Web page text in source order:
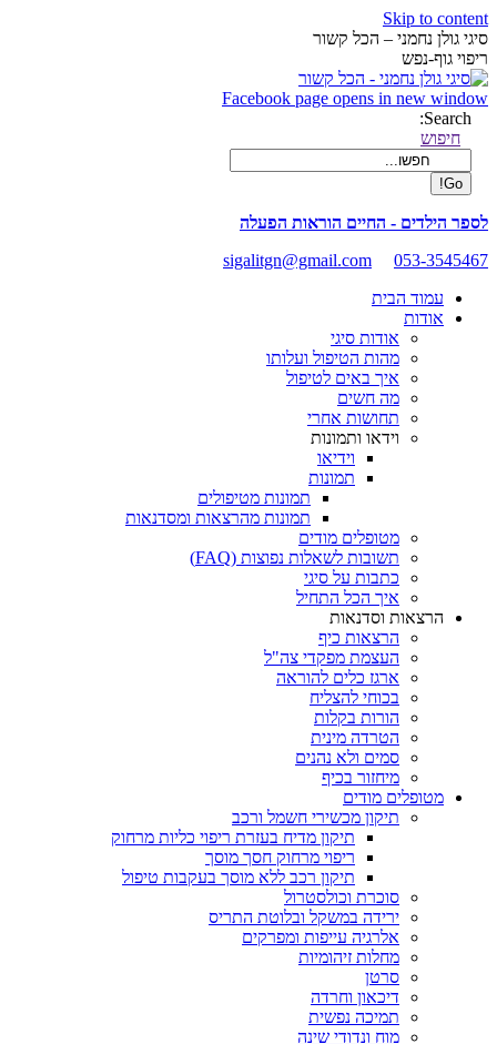
Skip to content
סיגי גולן נחמני – הכל קשור
ריפוי גוף-נפש
Facebook page opens in new window
Search:
חיפוש
לספר הילדים - החיים הוראות הפעלה
sigalitgn@gmail.com
053-3545467
עמוד הבית
אודות
אודות סיגי
מהות הטיפול ועלותו
איך באים לטיפול
מה חשים
תחושות אחרי
וידאו ותמונות
וידיאו
תמונות
תמונות מטיפולים
תמונות מהרצאות ומסדנאות
מטופלים מודים
תשובות לשאלות נפוצות (FAQ)
כתבות על סיגי
איך הכל התחיל
הרצאות וסדנאות
הרצאות כיף
העצמת מפקדי צה"ל
ארגז כלים להוראה
בכוחי להצליח
הורות בקלות
הטרדה מינית
סמים ולא נהנים
מיחזור בכיף
מטופלים מודים
תיקון מכשירי חשמל ורכב
תיקון מדיח בעזרת ריפוי כליות מרחוק
ריפוי מרחוק חסך מוסך
תיקון רכב ללא מוסך בעקבות טיפול
סוכרת וכולסטרול
ירידה במשקל ובלוטת התריס
אלרגיה עייפות ומפרקים
מחלות זיהומיות
סרטן
דיכאון וחרדה
תמיכה נפשית
מוח ונדודי שינה